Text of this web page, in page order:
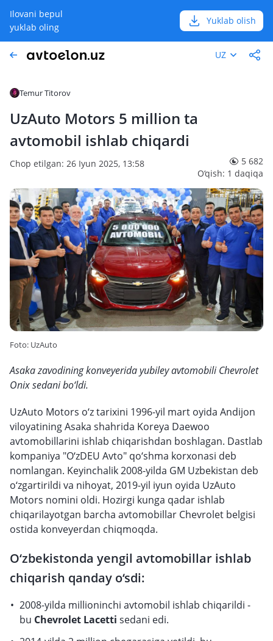
Ilovani bepul
yuklab oling
Yuklab olish
UZ
Temur Titorov
UzAuto Motors 5 million ta
avtomobil ishlab chiqardi
Chop etilgan: 26 Iyun 2025, 13:58
5 682
O‘qish: 1 daqiqa
Foto: UzAuto
Asaka zavodining konveyerida yubiley avtomobili Chevrolet
Onix sedani bo‘ldi.
UzAuto Motors o‘z tarixini 1996-yil mart oyida Andijon
viloyatining Asaka shahrida Koreya Daewoo
avtomobillarini ishlab chiqarishdan boshlagan. Dastlab
kompaniya "O‘zDEU Avto" qo‘shma korxonasi deb
nomlangan. Keyinchalik 2008-yilda GM Uzbekistan deb
o‘zgartirildi va nihoyat, 2019-yil iyun oyida UzAuto
Motors nomini oldi. Hozirgi kunga qadar ishlab
chiqarilayotgan barcha avtomobillar Chevrolet belgisi
ostida konveyerdan chiqmoqda.
O‘zbekistonda yengil avtomobillar ishlab
chiqarish qanday o‘sdi:
2008-yilda millioninchi avtomobil ishlab chiqarildi -
bu Chevrolet Lacetti sedani edi.